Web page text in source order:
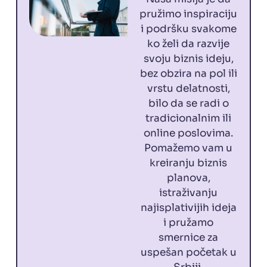
pružimo inspiraciju
i podršku svakome
ko želi da razvije
svoju biznis ideju,
bez obzira na pol ili
vrstu delatnosti,
bilo da se radi o
tradicionalnim ili
online poslovima.
Pomažemo vam u
kreiranju biznis
planova,
istraživanju
najisplativijih ideja
i pružamo
smernice za
uspešan početak u